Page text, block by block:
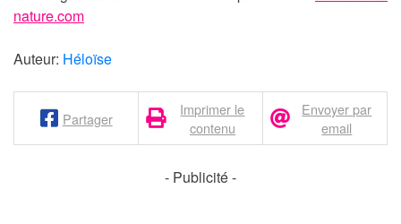
nature.com
Auteur: Héloïse
Partager
Imprimer le
contenu
Envoyer par
email
- Publicité -